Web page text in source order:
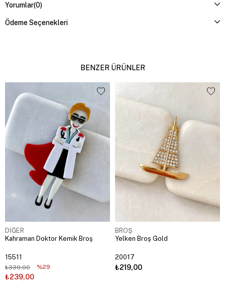
Yorumlar(0)
Ödeme Seçenekleri
BENZER ÜRÜNLER
DİĞER
Kahraman Doktor Kemik Broş
15511
₺239,00
₺339,00 %29
BROŞ
Yelken Broş Gold
20017
₺219,00